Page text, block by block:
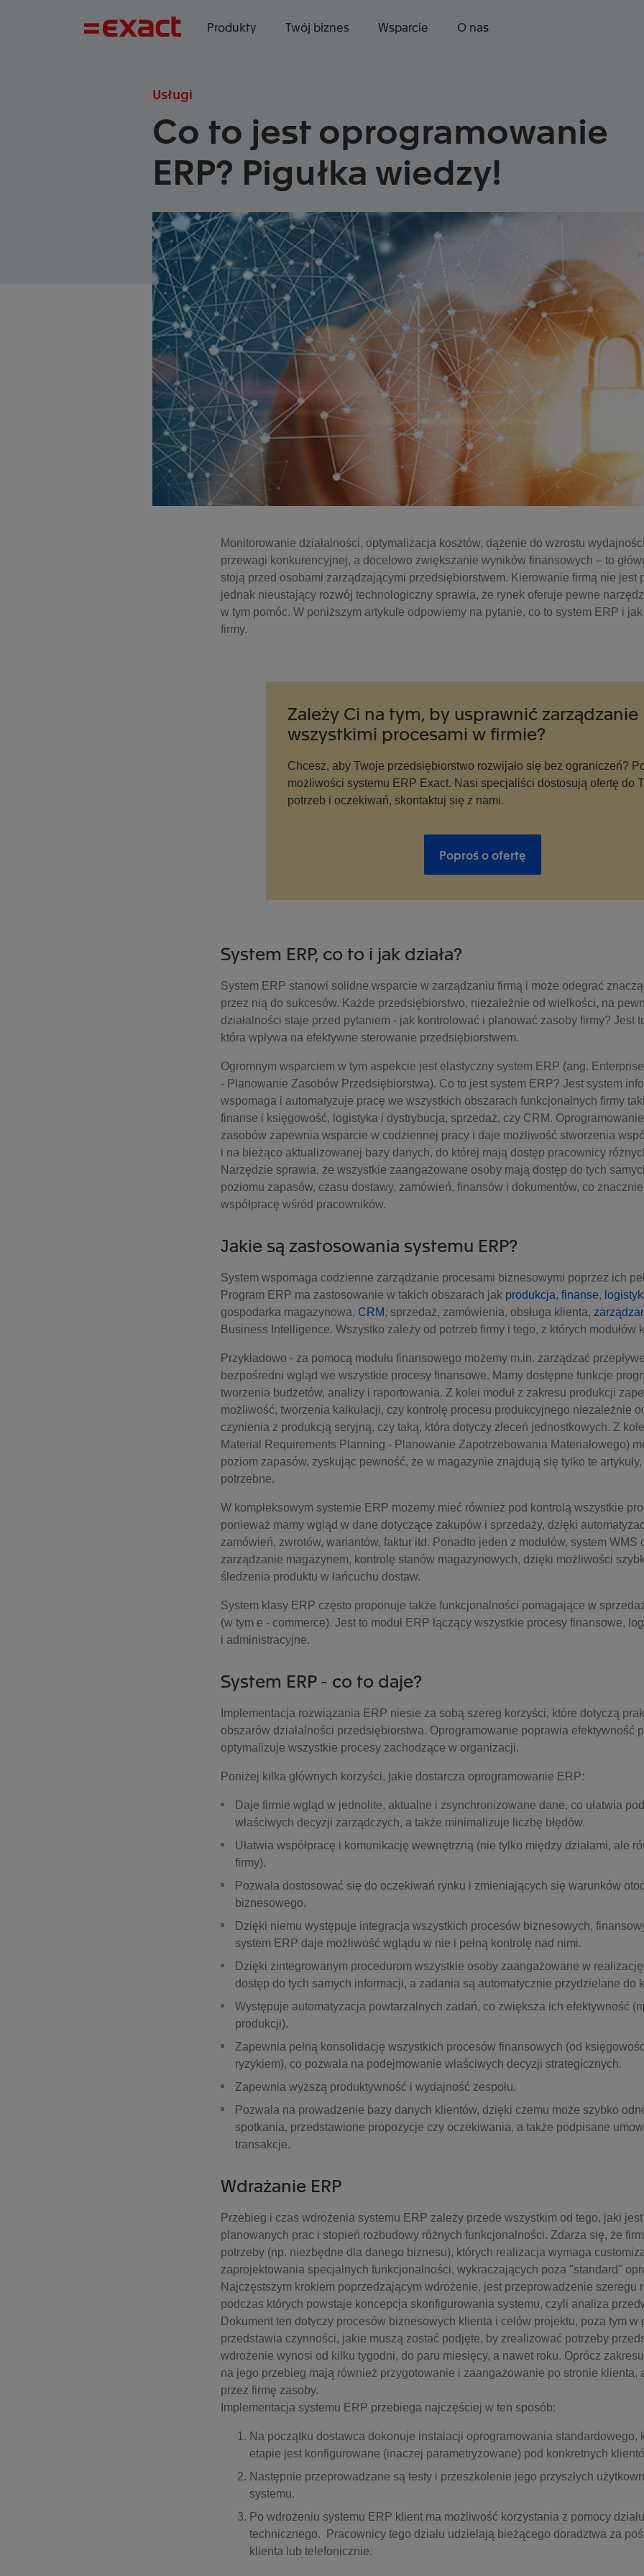
Produkty Twój biznes Wsparcie O nas
Usługi
Co to jest oprogramowanie
ERP? Pigułka wiedzy!
Monitorowanie działalności, optymalizacja kosztów, dążenie do wzrostu
przewagi konkurencyjnej, a docelowo zwiększanie wyników finansowych – to
stoją przed osobami zarządzającymi przedsiębiorstwem. Kierowanie firmą nie jest
jednak nieustający rozwój technologiczny sprawia, że rynek oferuje pewne
w tym pomóc. W poniższym artykule odpowiemy na pytanie, co to system ERP i
firmy.
Zależy Ci na tym, by usprawnić zarządzanie
wszystkimi procesami w firmie?
Chcesz, aby Twoje przedsiębiorstwo rozwijało się bez ograniczeń?
możliwości systemu ERP Exact. Nasi specjaliści dostosują ofertę do
potrzeb i oczekiwań, skontaktuj się z nami.
Poproś o ofertę
System ERP, co to i jak działa?
System ERP stanowi solidne wsparcie w zarządzaniu firmą i może odegrać
przez nią do sukcesów. Każde przedsiębiorstwo, niezależnie od wielkości, na
działalności staje przed pytaniem - jak kontrolować i planować zasoby firmy? Jest
która wpływa na efektywne sterowanie przedsiębiorstwem.
Ogromnym wsparciem w tym aspekcie jest elastyczny system ERP (ang.
- Planowanie Zasobów Przedsiębiorstwa). Co to jest system ERP? Jest system
wspomaga i automatyzuje pracę we wszystkich obszarach funkcjonalnych firmy
finanse i księgowość, logistyka i dystrybucja, sprzedaż, czy CRM.
zasobów zapewnia wsparcie w codziennej pracy i daje możliwość stworzenia
i na bieżąco aktualizowanej bazy danych, do której mają dostęp pracownicy
Narzędzie sprawia, że wszystkie zaangażowane osoby mają dostęp do tych
poziomu zapasów, czasu dostawy, zamówień, finansów i dokumentów, co
współpracę wśród pracowników.
Jakie są zastosowania systemu ERP?
System wspomaga codzienne zarządzanie procesami biznesowymi poprzez ich
Program ERP ma zastosowanie w takich obszarach jak produkcja, finanse,
gospodarka magazynowa, CRM, sprzedaż, zamówienia, obsługa klienta,
Business Intelligence. Wszystko zależy od potrzeb firmy i tego, z których modułów
Przykładowo - za pomocą modułu finansowego możemy m.in. zarządzać
bezpośredni wgląd we wszystkie procesy finansowe. Mamy dostępne funkcje
tworzenia budżetów, analizy i raportowania. Z kolei moduł z zakresu produkcji
możliwość, tworzenia kalkulacji, czy kontrolę procesu produkcyjnego niezależnie
czynienia z produkcją seryjną, czy taką, która dotyczy zleceń jednostkowych. Z
Material Requirements Planning - Planowanie Zapotrzebowania Materiałowego)
poziom zapasów, zyskując pewność, że w magazynie znajdują się tylko te
potrzebne.
W kompleksowym systemie ERP możemy mieć również pod kontrolą wszystkie
ponieważ mamy wgląd w dane dotyczące zakupów i sprzedaży, dzięki
zamówień, zwrotów, wariantów, faktur itd. Ponadto jeden z modułów, system WMS
zarządzanie magazynem, kontrolę stanów magazynowych, dzięki możliwości
śledzenia produktu w łańcuchu dostaw.
System klasy ERP często proponuje także funkcjonalności pomagające w
(w tym e - commerce). Jest to moduł ERP łączący wszystkie procesy finansowe,
i administracyjne.
System ERP - co to daje?
Implementacja rozwiązania ERP niesie za sobą szereg korzyści, które dotyczą
obszarów działalności przedsiębiorstwa. Oprogramowanie poprawia efektywność
optymalizuje wszystkie procesy zachodzące w organizacji.
Poniżej kilka głównych korzyści, jakie dostarcza oprogramowanie ERP:
Daje firmie wgląd w jednolite, aktualne i zsynchronizowane dane, co ułatwia
właściwych decyzji zarządczych, a także minimalizuje liczbę błędów.
Ułatwia współpracę i komunikację wewnętrzną (nie tylko między działami, ale
firmy).
Pozwala dostosować się do oczekiwań rynku i zmieniających się warunków
biznesowego.
Dzięki niemu występuje integracja wszystkich procesów biznesowych,
system ERP daje możliwość wglądu w nie i pełną kontrolę nad nimi.
Dzięki zintegrowanym procedurom wszystkie osoby zaangażowane w
dostęp do tych samych informacji, a zadania są automatycznie przydzielane do
Występuje automatyzacja powtarzalnych zadań, co zwiększa ich efektywność
produkcji).
Zapewnia pełną konsolidację wszystkich procesów finansowych (od
ryzykiem), co pozwala na podejmowanie właściwych decyzji strategicznych.
Zapewnia wyższą produktywność i wydajność zespołu.
Pozwala na prowadzenie bazy danych klientów, dzięki czemu może szybko
spotkania, przedstawione propozycje czy oczekiwania, a także podpisane
transakcje.
Wdrażanie ERP
Przebieg i czas wdrożenia systemu ERP zależy przede wszystkim od tego, jaki
planowanych prac i stopień rozbudowy różnych funkcjonalności. Zdarza się, że
potrzeby (np. niezbędne dla danego biznesu), których realizacja wymaga
zaprojektowania specjalnych funkcjonalności, wykraczających poza "standard"
Najczęstszym krokiem poprzedzającym wdrożenie, jest przeprowadzenie szeregu
podczas których powstaje koncepcja skonfigurowania systemu, czyli analiza
Dokument ten dotyczy procesów biznesowych klienta i celów projektu, poza tym w
przedstawia czynności, jakie muszą zostać podjęte, by zrealizować potrzeby
wdrożenie wynosi od kilku tygodni, do paru miesięcy, a nawet roku. Oprócz
na jego przebieg mają również przygotowanie i zaangażowanie po stronie klienta,
przez firmę zasoby.
Implementacja systemu ERP przebiega najczęściej w ten sposób:
Na początku dostawca dokonuje instalacji oprogramowania standardowego,
etapie jest konfigurowane (inaczej parametryzowane) pod konkretnych
Następnie przeprowadzane są testy i przeszkolenie jego przyszłych
systemu.
Po wdrożeniu systemu ERP klient ma możliwość korzystania z pomocy
technicznego. Pracownicy tego działu udzielają bieżącego doradztwa za
klienta lub telefonicznie.